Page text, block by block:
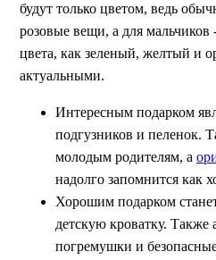
будут только цветом, ведь
розовые вещи, а для
цвета, как зеленый, желтый и
актуальными.
Интересным подарком
подгузников и пеленок.
молодым родителям, а
надолго запомнится как
Хорошим подарком
детскую кроватку. Также
погремушки и